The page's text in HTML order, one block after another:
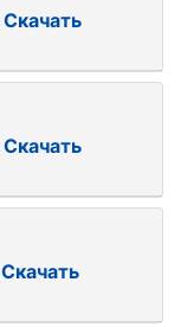
Скачать
Скачать
Скачать